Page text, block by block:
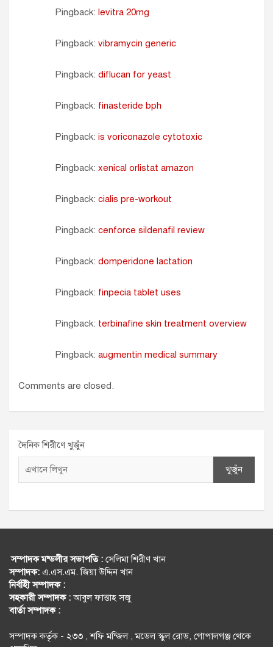
Pingback: levitra 20mg
Pingback: vibramycin generic
Pingback: diflucan for yeast
Pingback: finasteride bph
Pingback: is voriconazole cytotoxic
Pingback: xenical orlistat amazon
Pingback: cialis pre-workout
Pingback: cenforce sildenafil review
Pingback: domperidone lactation
Pingback: finpecia tablet uses
Pingback: terbinafine skin treatment overview
Pingback: augmentin medical summary
Comments are closed.
দৈনিক শিরীণে খুজুঁন
খুজুঁন
সম্পাদক মন্ডলীর সভাপতি : সেলিমা শিরীণ খান
সম্পাদক: এ.এস.এম. জিয়া উদ্দিন খান
নির্বহিী সম্পাদক :
সহকারী সম্পাদক :আবুল ফাত্তাহ সজু
বার্তা সম্পাদক :
সম্পাদক কর্তৃক - ২৩৩ , শফি মন্জিল , মডেল স্কুল রোড, গোপালগঞ্জ থেকে